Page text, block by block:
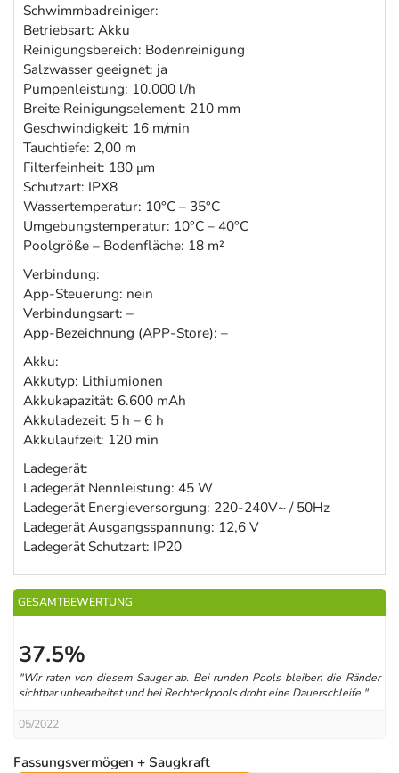
Schwimmbadreiniger:
Betriebsart: Akku
Reinigungsbereich: Bodenreinigung
Salzwasser geeignet: ja
Pumpenleistung: 10.000 l/h
Breite Reinigungselement: 210 mm
Geschwindigkeit: 16 m/min
Tauchtiefe: 2,00 m
Filterfeinheit: 180 μm
Schutzart: IPX8
Wassertemperatur: 10°C – 35°C
Umgebungstemperatur: 10°C – 40°C
Poolgröße – Bodenfläche: 18 m²
Verbindung:
App-Steuerung: nein
Verbindungsart: –
App-Bezeichnung (APP-Store): –
Akku:
Akkutyp: Lithiumionen
Akkukapazität: 6.600 mAh
Akkuladezeit: 5 h – 6 h
Akkulaufzeit: 120 min
Ladegerät:
Ladegerät Nennleistung: 45 W
Ladegerät Energieversorgung: 220-240V~ / 50Hz
Ladegerät Ausgangsspannung: 12,6 V
Ladegerät Schutzart: IP20
GESAMTBEWERTUNG
37.5%
"Wir raten von diesem Sauger ab. Bei runden Pools bleiben die Ränder
sichtbar unbearbeitet und bei Rechteckpools droht eine Dauerschleife."
05/2022
Fassungsvermögen + Saugkraft